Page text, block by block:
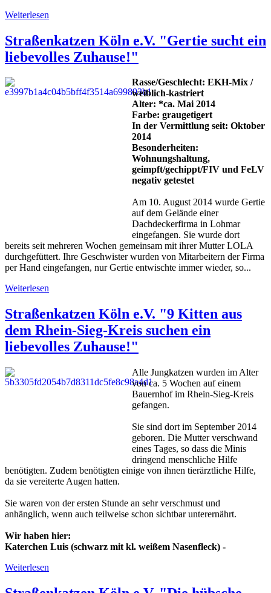
Weiterlesen
Straßenkatzen Köln e.V. "Gertie sucht ein
liebevolles Zuhause!"
Rasse/Geschlecht: EKH-Mix /
weiblich-kastriert
Alter: *ca. Mai 2014
Farbe: graugetigert
In der Vermittlung seit: Oktober
2014
Besonderheiten:
Wohnungshaltung,
geimpft/gechippt/FIV und FeLV
negativ getestet
Am 10. August 2014 wurde Gertie
auf dem Gelände einer
Dachdeckerfirma in Lohmar
eingefangen. Sie wurde dort
bereits seit mehreren Wochen gemeinsam mit ihrer Mutter LOLA
durchgefüttert. Ihre Geschwister wurden von Mitarbeitern der Firma
per Hand eingefangen, nur Gertie entwischte immer wieder, so...
Weiterlesen
Straßenkatzen Köln e.V. "9 Kitten aus
dem Rhein-Sieg-Kreis suchen ein
liebevolles Zuhause!"
Alle Jungkatzen wurden im Alter
von ca. 5 Wochen auf einem
Bauernhof im Rhein-Sieg-Kreis
gefangen.
Sie sind dort im September 2014
geboren. Die Mutter verschwand
eines Tages, so dass die Minis
dringend menschliche Hilfe
benötigten. Zudem benötigten einige von ihnen tierärztliche Hilfe,
da sie vereiterte Augen hatten.
Sie waren von der ersten Stunde an sehr verschmust und
anhänglich, wenn auch teilweise schon sichtbar unterernährt.
Wir haben hier:
Katerchen Luis (schwarz mit kl. weißem Nasenfleck) -
Weiterlesen